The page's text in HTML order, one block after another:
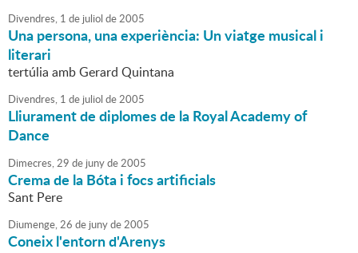
Divendres, 1 de juliol de2005
Una persona, una experiència: Un viatge musical i
literari
tertúlia amb Gerard Quintana
Divendres, 1 de juliol de2005
Lliurament de diplomes de la Royal Academy of
Dance
Dimecres,29 de junyde2005
Crema de la Bóta i focs artificials
Sant Pere
Diumenge,26 de junyde2005
Coneix l'entorn d'Arenys